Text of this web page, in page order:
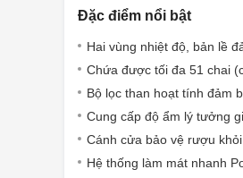
Đặc điểm nổi bật
Hai vùng nhiệt độ, bản lề
Chứa được tối đa 51 chai
Bộ lọc than hoạt tính đảm
Cung cấp độ ẩm lý tưởng
Cánh cửa bảo vệ rượu
Hệ thống làm mát nhanh